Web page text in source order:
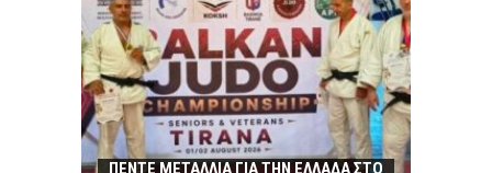
ΠΕΝΤΕ ΜΕΤΑΛΛΙΑ ΓΙΑ ΤΗΝ ΕΛΛΑΔΑ ΣΤΟ